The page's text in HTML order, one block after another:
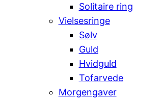
Solitaire ring
Vielsesringe
Sølv
Guld
Hvidguld
Tofarvede
Morgengaver